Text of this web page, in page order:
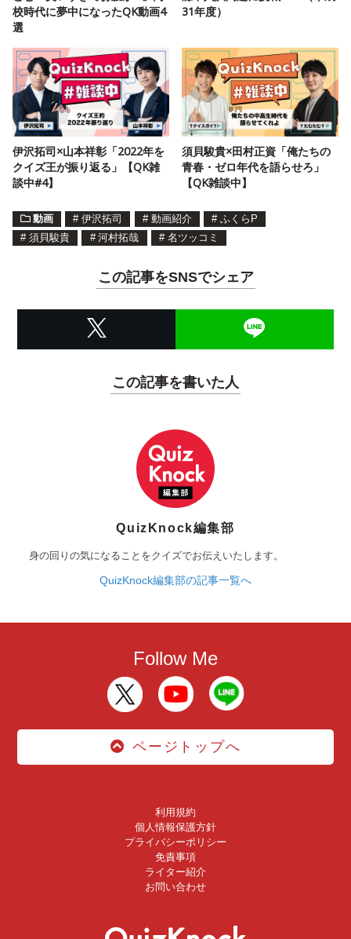
校時代に夢中になったQK動画4
選
31年度）
伊沢拓司×山本祥彰「2022年を
クイズ王が振り返る」【QK雑
談中#4】
須貝駿貴×田村正資「俺たちの
青春・ゼロ年代を語らせろ」
【QK雑談中】
動画 # 伊沢拓司 # 動画紹介 # ふくらP
# 須貝駿貴 # 河村拓哉 # 名ツッコミ
この記事をSNSでシェア
この記事を書いた人
QuizKnock編集部
身の回りの気になることをクイズでお伝えいたします。
QuizKnock編集部の記事一覧へ
Follow Me
ページトップへ
利用規約
個人情報保護方針
プライバシーポリシー
免責事項
ライター紹介
お問い合わせ